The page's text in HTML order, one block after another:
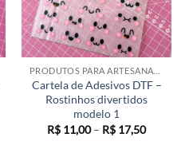
PRODUTOS PARA ARTESANATO
Cartela de Adesivos DTF –
Rostinhos divertidos
modelo 1
R$ 11,00 – R$ 17,50Faixa